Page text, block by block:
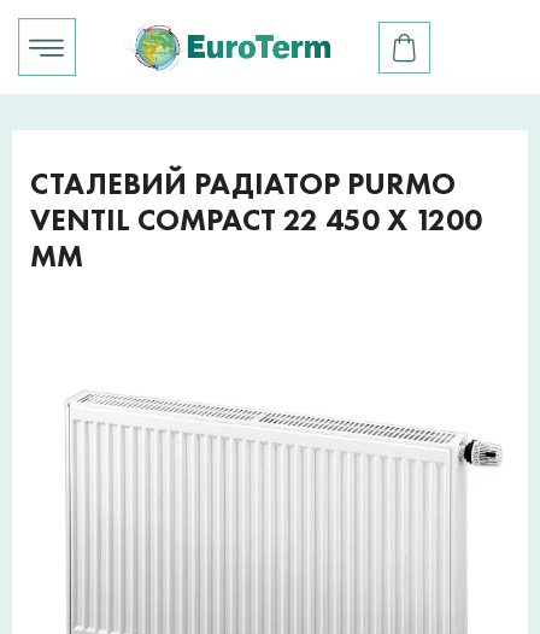
СТАЛЕВИЙ РАДІАТОР PURMO
VENTIL COMPACT 22 450 X 1200
ММ